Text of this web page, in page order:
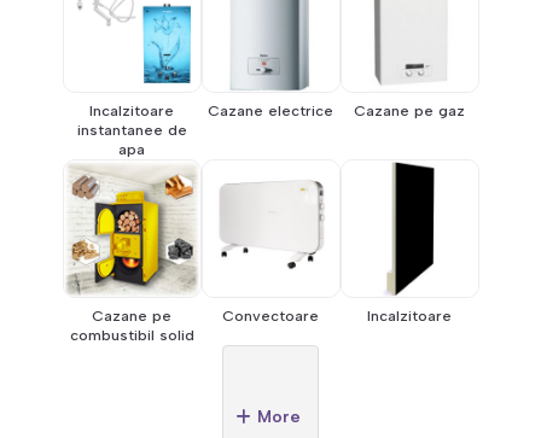
Incalzitoare
instantanee de
apa
Cazane electrice Cazane pe gaz
Cazane pe
combustibil solid
Convectoare Incalzitoare
More